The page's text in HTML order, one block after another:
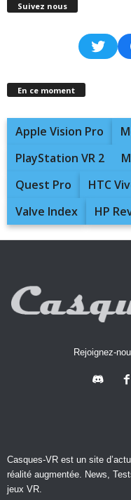
Suivez nous
En ce moment
Apple Vision Pro
PlayStation VR 2
Quest Pro
HTC
Valve Index
HP
Rejoignez-
Casques-VR est un site
réalité augmentée. News,
jeux VR.